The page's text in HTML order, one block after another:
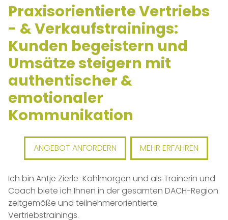
Praxisorientierte Vertriebs
- & Verkaufstrainings:
Kunden begeistern und
Umsätze steigern mit
authentischer &
emotionaler
Kommunikation
ANGEBOT ANFORDERN MEHR ERFAHREN
Ich bin Antje Zierle-Kohlmorgen und als Trainerin und
Coach biete ich Ihnen in der gesamten DACH-Region
zeitgemäße und teilnehmerorientierte
Vertriebstrainings.